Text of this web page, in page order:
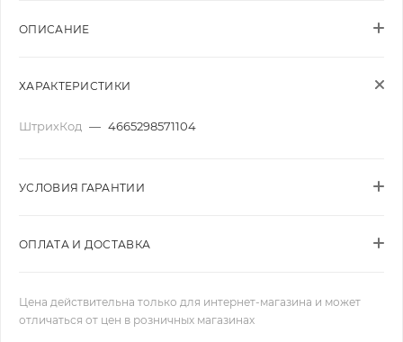
ОПИСАНИЕ
ХАРАКТЕРИСТИКИ
ШтрихКод — 4665298571104
УСЛОВИЯ ГАРАНТИИ
ОПЛАТА И ДОСТАВКА
Цена действительна только для интернет-магазина и может
отличаться от цен в розничных магазинах